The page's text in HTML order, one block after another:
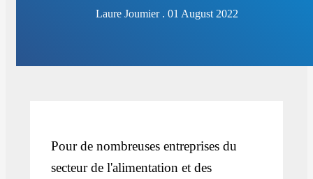
Laure Joumier . 01 August 2022
Pour de nombreuses entreprises du
secteur de l'alimentation et des